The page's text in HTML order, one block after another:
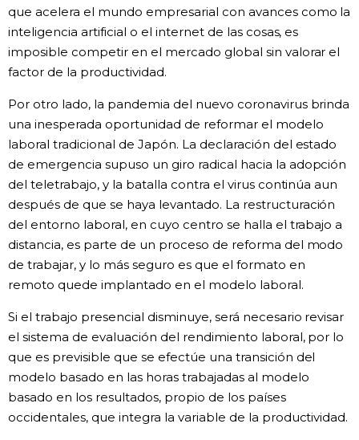
que acelera el mundo empresarial con avances como la
inteligencia artificial o el internet de las cosas, es
imposible competir en el mercado global sin valorar el
factor de la productividad.
Por otro lado, la pandemia del nuevo coronavirus brinda
una inesperada oportunidad de reformar el modelo
laboral tradicional de Japón. La declaración del estado
de emergencia supuso un giro radical hacia la adopción
del teletrabajo, y la batalla contra el virus continúa aun
después de que se haya levantado. La restructuración
del entorno laboral, en cuyo centro se halla el trabajo a
distancia, es parte de un proceso de reforma del modo
de trabajar, y lo más seguro es que el formato en
remoto quede implantado en el modelo laboral.
Si el trabajo presencial disminuye, será necesario revisar
el sistema de evaluación del rendimiento laboral, por lo
que es previsible que se efectúe una transición del
modelo basado en las horas trabajadas al modelo
basado en los resultados, propio de los países
occidentales, que integra la variable de la productividad.